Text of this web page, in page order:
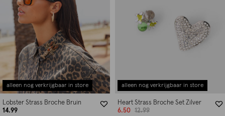
alleen nog verkrijgbaar in store
Lobster Strass Broche Bruin
14.99
alleen nog verkrijgbaar in store
Heart Strass Broche Set Zilver
6.50
12.99